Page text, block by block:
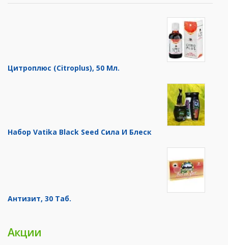
Цитроплюс (Citroplus), 50 Мл.
Набор Vatika Black Seed Сила И Блеск
Антизит, 30 Таб.
Акции